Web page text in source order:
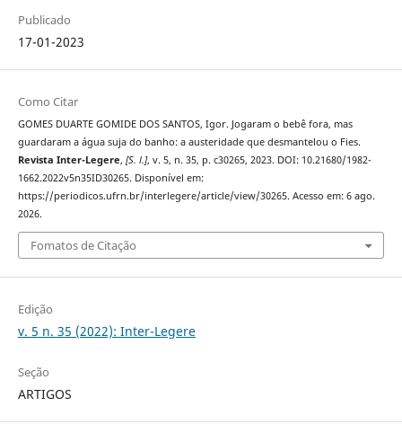
Publicado
17-01-2023
Como Citar
GOMES DUARTE GOMIDE DOS SANTOS, Igor. Jogaram o bebê fora, mas
guardaram a água suja do banho: a austeridade que desmantelou o Fies.
Revista Inter-Legere, [S. l.], v. 5, n. 35, p. c30265, 2023. DOI: 10.21680/1982-
1662.2022v5n35ID30265. Disponível em:
https://periodicos.ufrn.br/interlegere/article/view/30265. Acesso em: 6 ago.
2026.
Fomatos de Citação
Edição
v. 5 n. 35 (2022): Inter-Legere
Seção
ARTIGOS